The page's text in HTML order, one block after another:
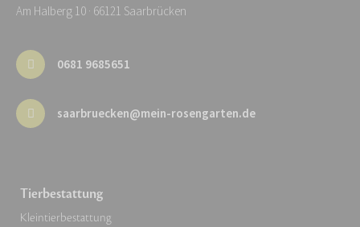
Am Halberg 10 · 66121 Saarbrücken
0681 9685651
saarbruecken@mein-rosengarten.de
Tierbestattung
Kleintierbestattung